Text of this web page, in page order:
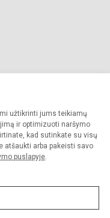
užtikrinti jums teikiamų
ir optimizuoti naršymo
kad sutinkate su visų
atšaukti arba pakeisti savo
puslapyje.
Visos teisės saugomos.
sutikimo griežtai draudžiama.
politika